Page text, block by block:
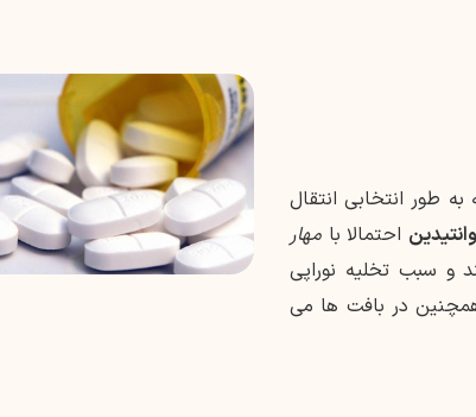
طور انتخابی انتقال
احتمالا با مهار
سبب تخلیه نوراپی
در بافت ها می